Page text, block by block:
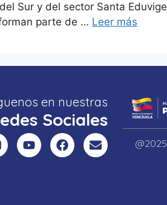
Sur y del sector Santa
parte de … Leer más
en nuestras
Sociales